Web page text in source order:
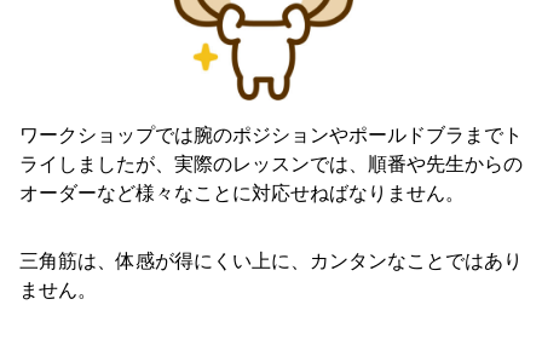
ワークショップでは腕のポジションやポールドブラまでト
ライしましたが、実際のレッスンでは、順番や先生からの
オーダーなど様々なことに対応せねばなりません。
三角筋は、体感が得にくい上に、カンタンなことではあり
ません。